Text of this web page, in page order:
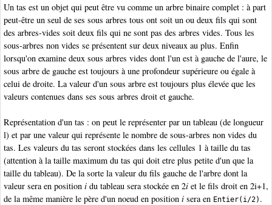
Un tas est un objet qui peut être vu comme un arbre binaire complet : à part
peut-être un seul de ses sous arbres tous ont soit un ou deux fils qui sont
des arbres-vides soit deux fils qui ne sont pas des arbres vides. Tous les
sous-arbres non vides se présentent sur deux niveaux au plus. Enfin
lorsqu'on examine deux sous arbres vides dont l'un est à gauche de l'aure, le
sous arbre de gauche est toujours à une profondeur supérieure ou égale à
celui de droite. La valeur d'un sous arbre est toujours plus élevée que les
valeurs contenues dans ses sous arbres droit et gauche.
Représentation d'un tas : on peut le représenter par un tableau (de longueur
l) et par une valeur qui représente le nombre de sous-arbres non vides du
tas. Les valeurs du tas seront stockées dans les cellules 1 à taille du tas
(attention à la taille maximum du tas qui doit etre plus petite d'un que la
taille du tableau). De la sorte la valeur du fils gauche de l'arbre dont la
valeur sera en position i du tableau sera stockée en 2i et le fils droit en 2i+1,
de la même manière le père d'un noeud en position i sera en Entier(i/2) .